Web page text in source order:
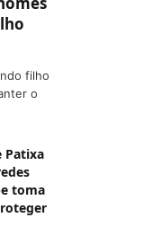
filho
o
Patixa
toma